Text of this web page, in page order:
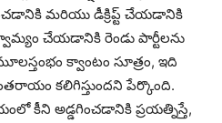
మరియు డీక్రిప్ట్ చేయడానికి
చేయడానికి రెండు పార్టీలను
క్వాంటం సూత్రం, ఇది
కలిగిస్తుందని పేర్కొంది.
కీని అడ్డగించడానికి ప్రయత్నిస్తే,